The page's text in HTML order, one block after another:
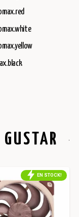
EN STOCK!